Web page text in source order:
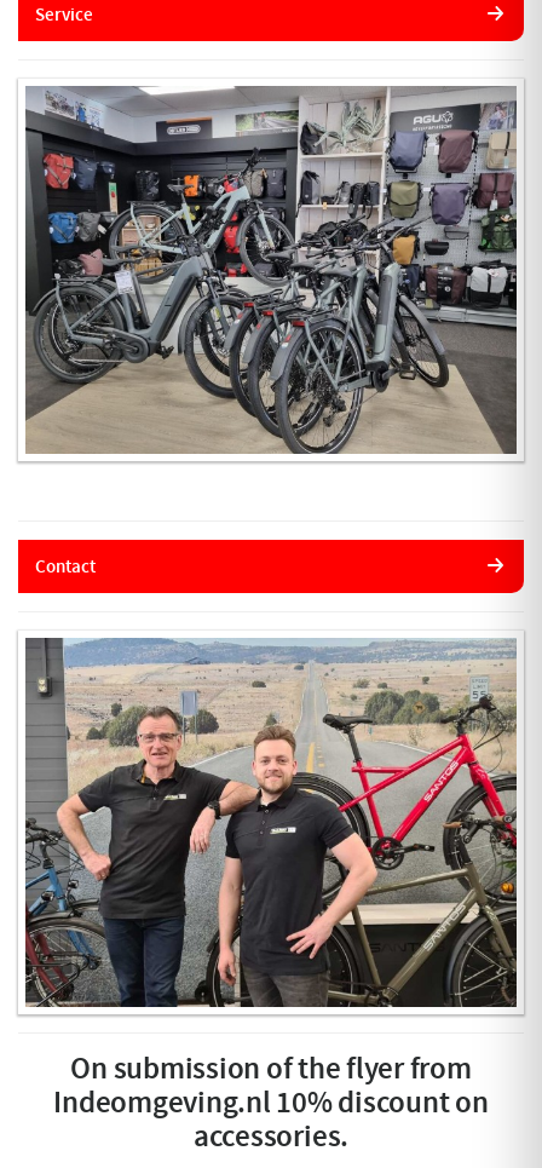
Service
Contact
On submission of the flyer from
Indeomgeving.nl 10% discount on
accessories.